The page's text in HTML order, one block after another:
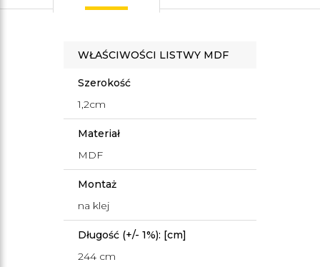
WŁAŚCIWOŚCI LISTWY MDF
Szerokość
1,2cm
Materiał
MDF
Montaż
na klej
Długość (+/- 1%): [cm]
244 cm